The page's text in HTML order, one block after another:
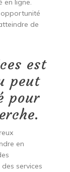
en ligne.
de
est
peut
pour
en
services